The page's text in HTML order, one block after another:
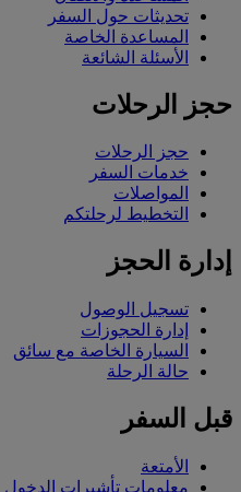
تحديثات حول السفر
المساعدة الخاصة
الأسئلة الشائعة
حجز الرحلات
حجز الرحلات
خدمات السفر
المواصلات
التخطيط لرحلتكم
إدارة الحجز
تسجيل الوصول
إدارة الحجوزات
السيارة الخاصة مع سائق
حالة الرحلة
قبل السفر
الأمتعة
معلومات تأشيرات الدخول